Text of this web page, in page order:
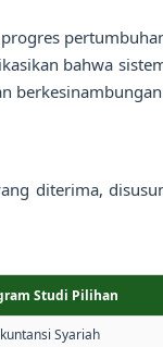
bahwa
diterima,
Studi Pilihan
Syariah